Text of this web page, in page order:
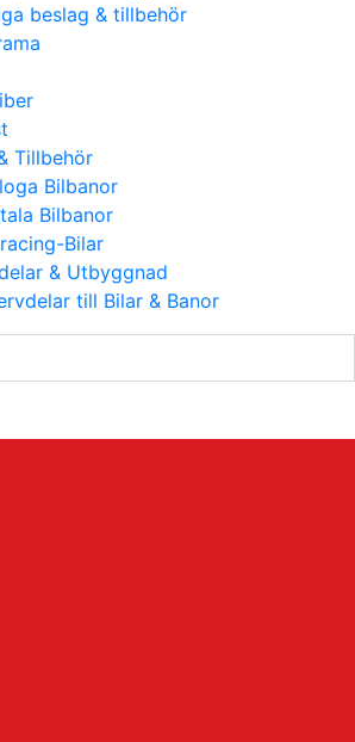
beslag & tillbehör
Tillbehör
Bilbanor
Bilbanor
Bilar
& Utbyggnad
till Bilar & Banor